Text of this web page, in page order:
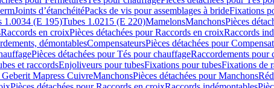
Joints d’étanchéitéPacks de vis pour assemblages à brideFixations
1.0034 (E 195)Tubes 1.0215 (E 220)MamelonsManchonsPièces
Raccords en croixPièces détachées pour Raccords en croixRaccords
démontablesCompensateursPièces détachées pour
Pièces détachées pour Tés pour chauffageRaccordements pour
et raccordsEnjoliveurs pour tubesFixations pour tubesFixations de
Geberit Mapress CuivreManchonsPièces détachées pour Manchons